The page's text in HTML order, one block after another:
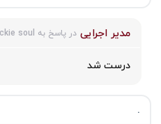
مدیر اجرایی در پاسخ به Kamackie soul
درست شد
.